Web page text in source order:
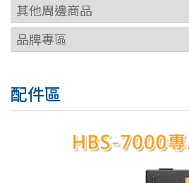
其他周邊商品
品牌專區
配件區